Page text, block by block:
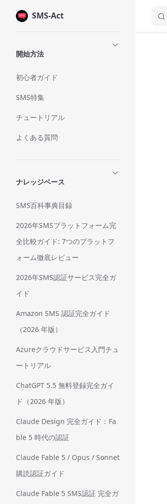
Skip to content
SMS-Act
開始方法
初心者ガイド
SMS特集
チュートリアル
よくある質問
ナレッジベース
SMS百科事典目録
2026年SMSプラットフォーム完
全比較ガイド: 7つのプラットフ
ォーム徹底レビュー
2026年SMS認証サービス完全ガ
イド
Amazon SMS 認証完全ガイド
（2026 年版）
Azureクラウドサービス入門チュ
ートリアル
ChatGPT 5.5 無料登録完全ガイ
ド（2026 年版）
Claude Design 完全ガイド：Fa
ble 5 時代の認証
Claude Fable 5 / Opus / Sonnet
購読認証ガイド
Claude Fable 5 SMS認証 完全ガ